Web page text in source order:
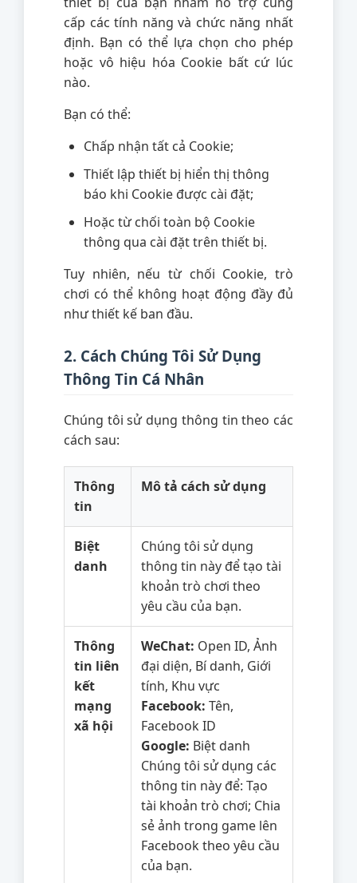
cấp các tính năng và chức năng nhất
định. Bạn có thể lựa chọn cho phép
hoặc vô hiệu hóa Cookie bất cứ lúc
nào.
Bạn có thể:
Chấp nhận tất cả Cookie;
Thiết lập thiết bị hiển thị thông
báo khi Cookie được cài đặt;
Hoặc từ chối toàn bộ Cookie
thông qua cài đặt trên thiết bị.
Tuy nhiên, nếu từ chối Cookie, trò
chơi có thể không hoạt động đầy đủ
như thiết kế ban đầu.
2. Cách Chúng Tôi Sử Dụng
Thông Tin Cá Nhân
Chúng tôi sử dụng thông tin theo các
cách sau:
Thông
tin
Mô tả cách sử dụng
Biệt
danh
Chúng tôi sử dụng
thông tin này để tạo tài
khoản trò chơi theo
yêu cầu của bạn.
Thông
tin liên
kết
mạng
xã hội
WeChat: Open ID, Ảnh
đại diện, Bí danh, Giới
tính, Khu vực
Facebook: Tên,
Facebook ID
Google: Biệt danh
Chúng tôi sử dụng các
thông tin này để: Tạo
tài khoản trò chơi; Chia
sẻ ảnh trong game lên
Facebook theo yêu cầu
của bạn.